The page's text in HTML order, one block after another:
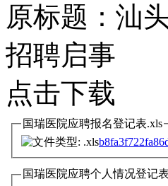
原标题：汕
招聘启事
点击下载
国瑞医院应聘报名登记表.xls
国瑞医院应聘个人情况登记